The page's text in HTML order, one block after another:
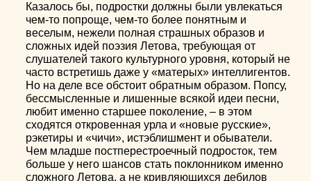
Казалось бы, подростки должны были увлекаться
чем-то попроще, чем-то более понятным и
веселым, нежели полная страшных образов и
сложных идей поэзия Летова, требующая от
слушателей такого культурного уровня, который не
часто встретишь даже у «матерых» интеллигентов.
Но на деле все обстоит обратным образом. Попсу,
бессмысленные и лишенные всякой идеи песни,
любит именно старшее поколение, – в этом
сходятся откровенная урла и «новые русские»,
рэкетиры и «чичи», истэблишмент и обыватели.
Чем младше постперестроечный подросток, тем
больше у него шансов стать поклонником именно
сложного Летова, а не кривляющихся дебилов